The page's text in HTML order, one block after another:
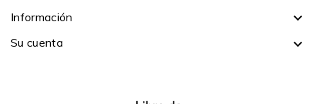
(2013). Colabora con el grupo teatral Yuyachkani (Perú)
Información 
Su cuenta 